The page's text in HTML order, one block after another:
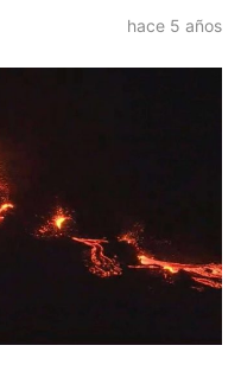
hace 5 años